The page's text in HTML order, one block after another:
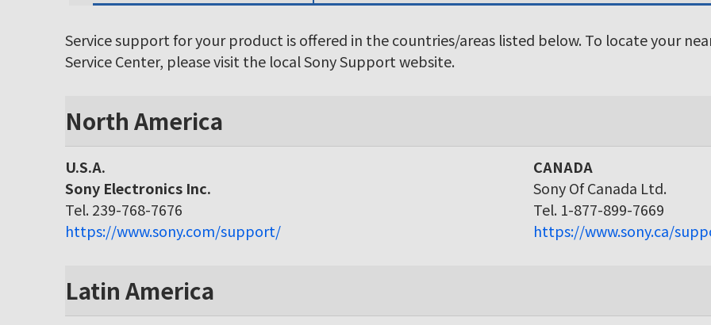
Service support for your product is offered in the countries/areas listed below. To locate your
Service Center, please visit the local Sony Support website.
North America
U.S.A.
Sony Electronics Inc.
Tel. 239-768-7676
https://www.sony.com/support/
CANADA
Sony Of Canada Ltd.
Tel. 1-877-899-7669
https://www.sony.ca/
Latin America